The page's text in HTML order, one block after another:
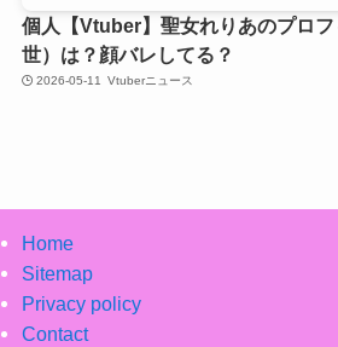
個人【Vtuber】聖女れりあのプロ
世）は？顔バレしてる？
2026-05-11 Vtuberニュース
Home
Sitemap
Privacy policy
Contact